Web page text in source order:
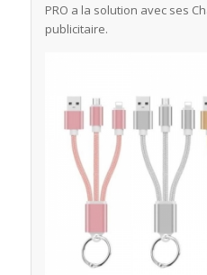
PRO a la solution avec ses
publicitaire.